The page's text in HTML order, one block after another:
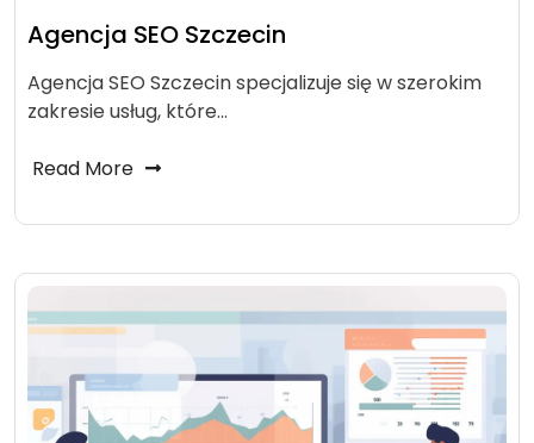
Agencja SEO Szczecin
Agencja SEO Szczecin specjalizuje się w szerokim
zakresie usług, które…
Read More